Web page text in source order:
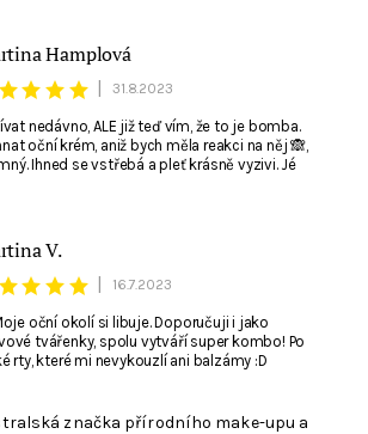
Hamplová
| 31.8.2023
nedávno, ALE již teď vím, že to je bomba.
oční krém, aniž bych měla reakci na něj 🙈,
Ihned se vstřebá a pleť krásně vyzivi. Jé
V.
| 16.7.2023
oční okolí si libuje. Doporučuji i jako
tvářenky, spolu vytváří super kombo! Po
rty, které mi nevykouzlí ani balzámy :D
značka přírodního make-upu a